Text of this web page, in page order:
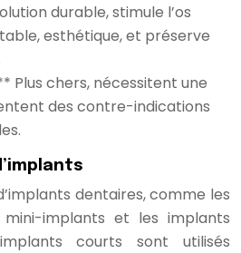
durable, stimule l’os
esthétique, et préserve
Plus chers, nécessitent une
des contre-indications
dentaires, comme les
implants et les implants
courts sont utilisés